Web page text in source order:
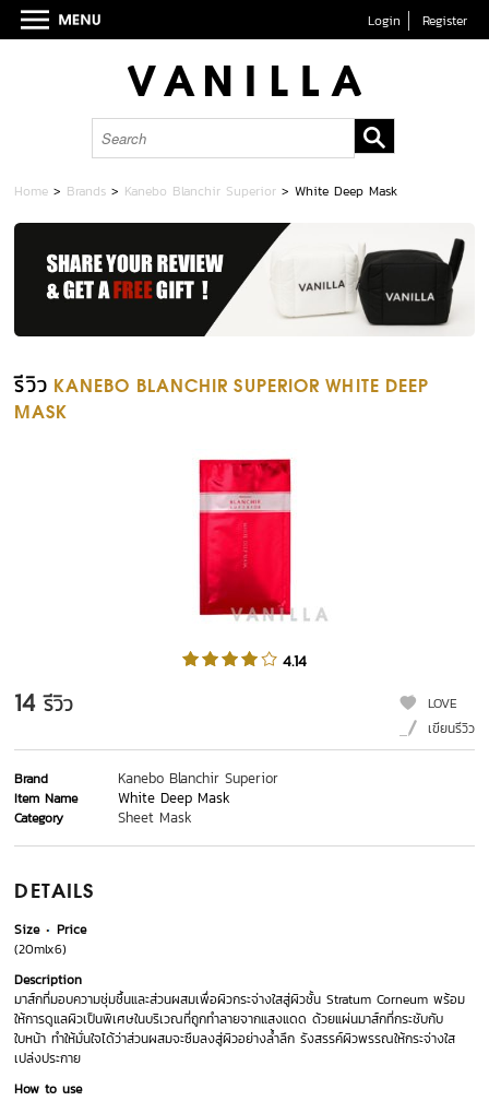
Login Register
Home > Brands > Kanebo Blanchir Superior >White Deep Mask
รีวิว KANEBO BLANCHIR SUPERIOR WHITE DEEP
MASK
4.14
14 รีวิว
LOVE
เขียนรีวิว
Brand Kanebo Blanchir Superior
Item Name White Deep Mask
Category Sheet Mask
DETAILS
Size
Price
(20mlx6)
Description
มาส์กที่มอบความชุ่มชื้นและส่วนผสมเพื่อผิวกระจ่างใสสู่ผิวชั้น Stratum Corneum พร้อม
ให้การดูแลผิวเป็นพิเศษในบริเวณที่ถูกทำลายจากแสงแดด ด้วยแผ่นมาส์กที่กระชับกับ
ใบหน้า ทำให้มั่นใจได้ว่าส่วนผสมจะซึมลงสู่ผิวอย่างล้ำลึก รังสรรค์ผิวพรรณให้กระจ่างใส
เปล่งประกาย
How to use